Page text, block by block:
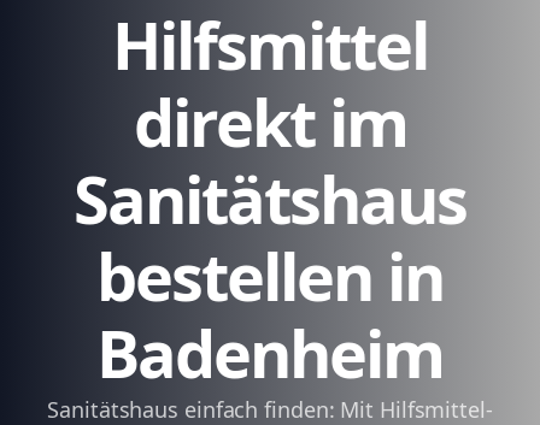
Hilfsmittel
direkt im
Sanitätshaus
bestellen in
Badenheim
Sanitätshaus einfach finden: Mit Hilfsmittel-